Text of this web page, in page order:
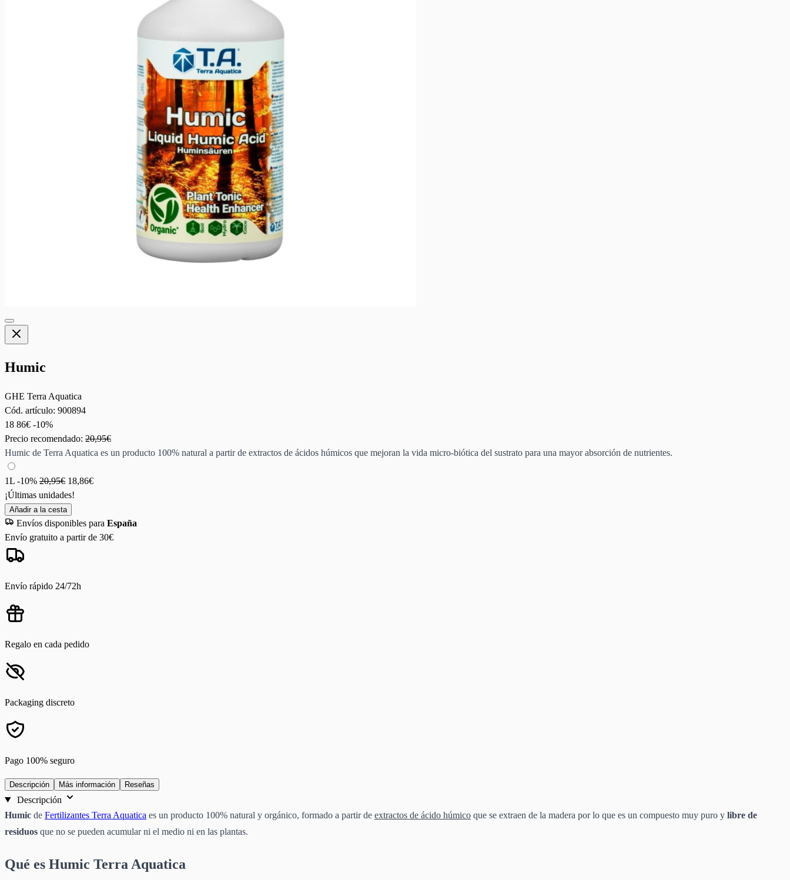
Humic
GHE Terra Aquatica
Cód. artículo: 900894
18 86€ -10%
Precio recomendado: 20,95€
Humic de Terra Aquatica es un producto 100% natural a partir de extractos de ácidos húmicos que mejoran la vida micro-biótica del sustrato para una mayor absorción de nutrientes.
1L -10% 20,95€ 18,86€
¡Últimas unidades!
Añadir a la cesta
Envíos disponibles para España
Envío gratuito a partir de 30€
Envío rápido 24/72h
Regalo en cada pedido
Packaging discreto
Pago 100% seguro
Descripción Más información Reseñas
Descripción
Humic de Fertilizantes Terra Aquatica es un producto 100% natural y orgánico, formado a partir de extractos de ácido húmico que se extraen de la madera por lo que es un compuesto muy puro y libre de
residuos que no se pueden acumular ni el medio ni en las plantas.
Qué es Humic Terra Aquatica